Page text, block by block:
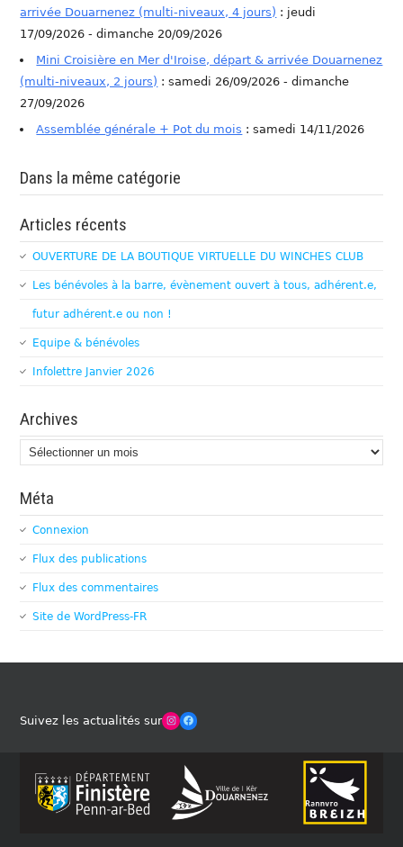
arrivée Douarnenez (multi-niveaux, 4 jours) : jeudi
17/09/2026 - dimanche 20/09/2026
Mini Croisière en Mer d'Iroise, départ & arrivée Douarnenez
(multi-niveaux, 2 jours) : samedi 26/09/2026 - dimanche
27/09/2026
Assemblée générale + Pot du mois : samedi 14/11/2026
Dans la même catégorie
Articles récents
OUVERTURE DE LA BOUTIQUE VIRTUELLE DU WINCHES CLUB
Les bénévoles à la barre, évènement ouvert à tous, adhérent.e,
futur adhérent.e ou non !
Equipe & bénévoles
Infolettre Janvier 2026
Archives
Archives
Méta
Connexion
Flux des publications
Flux des commentaires
Site de WordPress-FR
Suivez les actualités surWinches Club OfficielFacebook